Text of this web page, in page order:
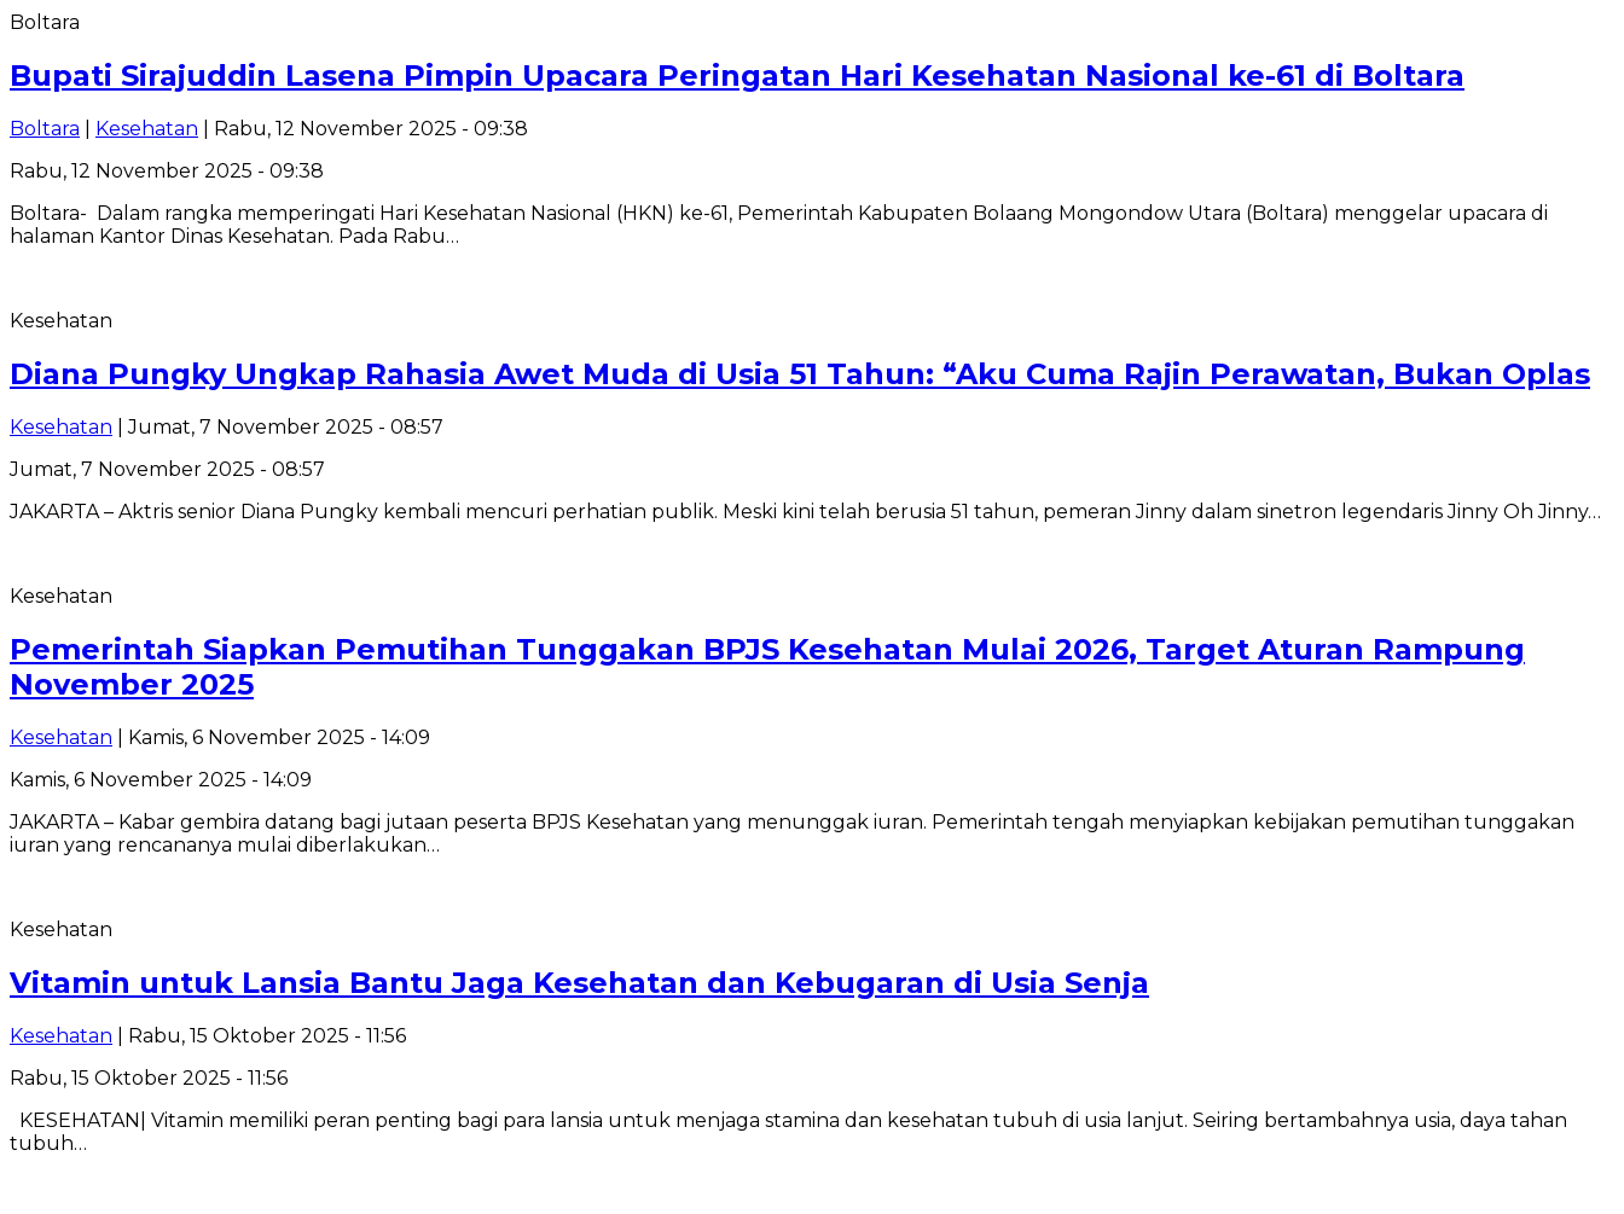
Boltara
Bupati Sirajuddin Lasena Pimpin Upacara Peringatan Hari Kesehatan Nasional ke-61 di Boltara
Boltara Kesehatan | Rabu, 12 November 2025 - 09:38
Rabu, 12 November 2025 - 09:38
Boltara- Dalam rangka memperingati Hari Kesehatan Nasional (HKN) ke-61, Pemerintah Kabupaten Bolaang Mongondow Utara (Boltara) menggelar upacara di
halaman Kantor Dinas Kesehatan. Pada Rabu…
Kesehatan
Diana Pungky Ungkap Rahasia Awet Muda di Usia 51 Tahun: “Aku Cuma Rajin Perawatan, Bukan Oplas
Kesehatan | Jumat, 7 November 2025 - 08:57
Jumat, 7 November 2025 - 08:57
JAKARTA – Aktris senior Diana Pungky kembali mencuri perhatian publik. Meski kini telah berusia 51 tahun, pemeran Jinny dalam sinetron legendaris Jinny Oh Jinny…
Kesehatan
Pemerintah Siapkan Pemutihan Tunggakan BPJS Kesehatan Mulai 2026, Target Aturan Rampung
November 2025
Kesehatan | Kamis, 6 November 2025 - 14:09
Kamis, 6 November 2025 - 14:09
JAKARTA – Kabar gembira datang bagi jutaan peserta BPJS Kesehatan yang menunggak iuran. Pemerintah tengah menyiapkan kebijakan pemutihan tunggakan
iuran yang rencananya mulai diberlakukan…
Kesehatan
Vitamin untuk Lansia Bantu Jaga Kesehatan dan Kebugaran di Usia Senja
Kesehatan | Rabu, 15 Oktober 2025 - 11:56
Rabu, 15 Oktober 2025 - 11:56
KESEHATAN| Vitamin memiliki peran penting bagi para lansia untuk menjaga stamina dan kesehatan tubuh di usia lanjut. Seiring bertambahnya usia, daya tahan
tubuh…